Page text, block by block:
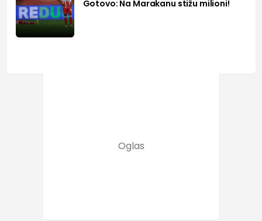
Gotovo: Na Marakanu stižu milioni!